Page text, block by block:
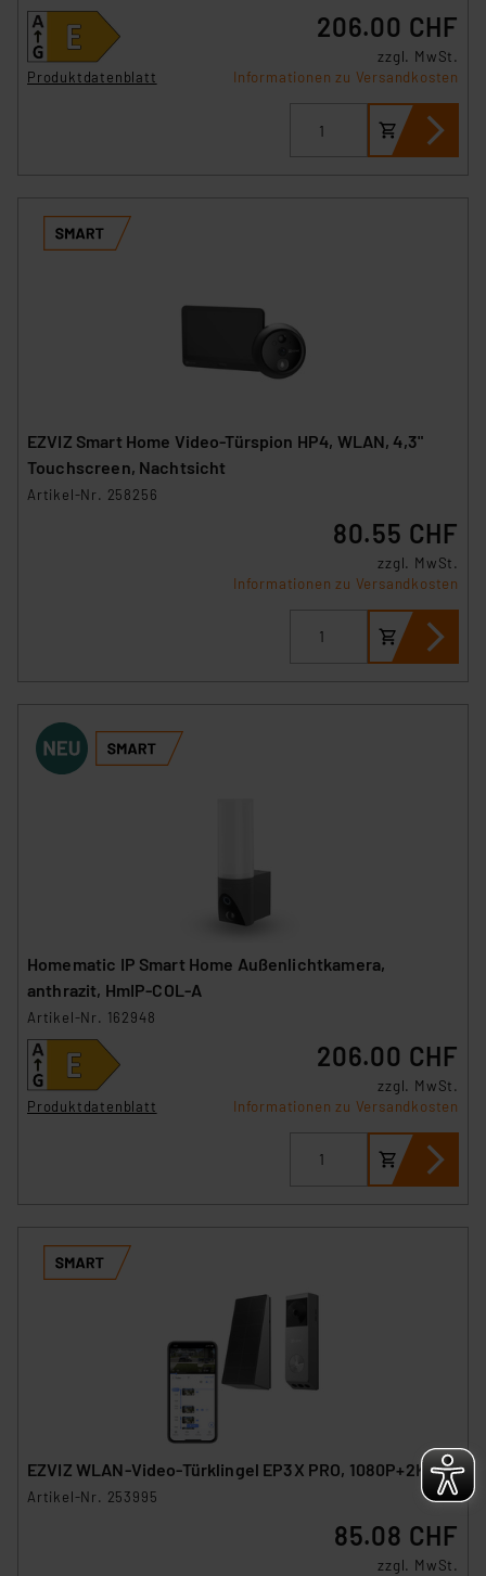
insbesondere der Art der übermittelten Daten,
verbundenen Risiken.“
Produktdatenblatt
206.00 CHF
zzgl. MwSt.
Informationen zu Versandkosten
EZVIZ Smart Home Video-Türspion HP4, WLAN, 4,3"
Touchscreen, Nachtsicht
Artikel-Nr. 258256
80.55 CHF
zzgl. MwSt.
Informationen zu Versandkosten
Homematic IP Smart Home Außenlichtkamera,
anthrazit, HmIP-COL-A
Artikel-Nr. 162948
Produktdatenblatt
206.00 CHF
zzgl. MwSt.
Informationen zu Versandkosten
EZVIZ WLAN-Video-Türklingel EP3X PRO, 1080P+2K
Artikel-Nr. 253995
85.08 CHF
zzgl. MwSt.